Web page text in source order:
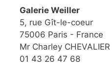
Galerie Weiller
5, rue Gît-le-coeur
75006 Paris - France
Mr Charley
01 43 26 47 68